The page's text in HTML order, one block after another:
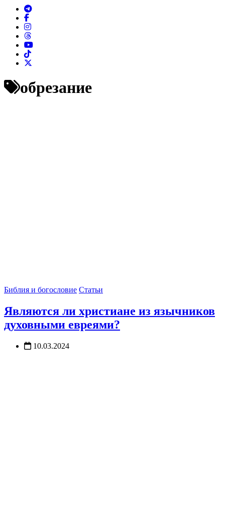
обрезание
Библия и богословие Статьи
Являются ли христиане из язычников
духовными евреями?
10.03.2024